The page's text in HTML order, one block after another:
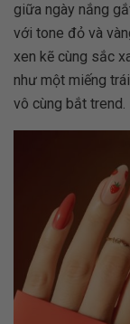
giữa ngày nắng
với tone đỏ và
xen kẽ cùng sắc
như một miếng
vô cùng bắt trend.